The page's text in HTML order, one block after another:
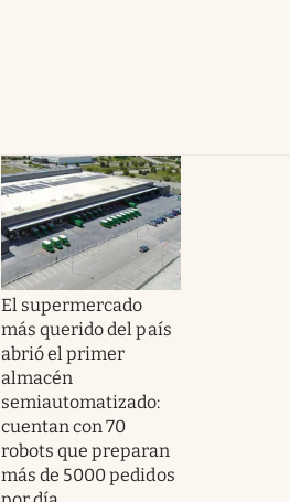
El supermercado
más querido del país
abrió el primer
almacén
semiautomatizado:
cuentan con 70
robots que preparan
más de 5000 pedidos